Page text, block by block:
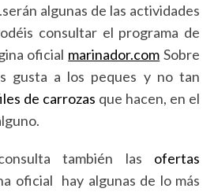
algunas de las actividades
consultar el programa de
oficial marinador.com Sobre
gusta a los peques y no tan
de carrozas que hacen, en el
también las ofertas
oficial hay algunas de lo más